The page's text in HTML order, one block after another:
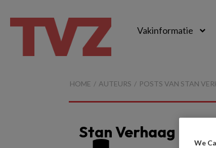
Vakinformatie
HOME AUTEURS POSTS VAN STAN
Stan Verhaag
We